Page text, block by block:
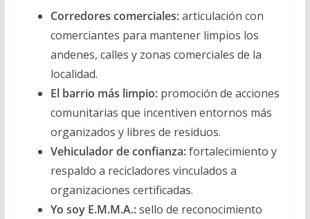
Corredores comerciales:articulación con
comerciantes para mantener limpios los
andenes, calles y zonas comerciales de la
localidad.
El barrio más limpio:promoción de acciones
comunitarias que incentiven entornos más
organizados y libres de residuos.
Vehiculador de confianza:fortalecimiento y
respaldo a recicladores vinculados a
organizaciones certificadas.
Yo soy E.M.M.A.:sello de reconocimiento